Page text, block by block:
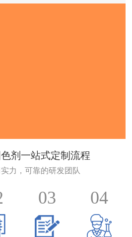
剂一站式定制流程
力，可靠的研发团队
03 04